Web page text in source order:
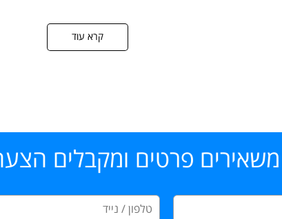
קרא עוד
משאירים פרטים ומקבלים